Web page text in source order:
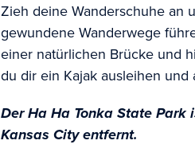
Zieh deine Wanderschuhe an
gewundene Wanderwege
einer natürlichen Brücke und
du dir ein Kajak ausleihen
Der Ha Ha Tonka State
Kansas City entfernt.